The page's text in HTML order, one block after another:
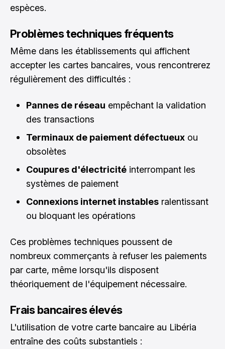
espèces.
Problèmes techniques fréquents
Même dans les établissements qui affichent
accepter les cartes bancaires, vous rencontrerez
régulièrement des difficultés :
Pannes de réseau empêchant la validation
des transactions
Terminaux de paiement défectueux ou
obsolètes
Coupures d'électricité interrompant les
systèmes de paiement
Connexions internet instables ralentissant
ou bloquant les opérations
Ces problèmes techniques poussent de
nombreux commerçants à refuser les paiements
par carte, même lorsqu'ils disposent
théoriquement de l'équipement nécessaire.
Frais bancaires élevés
L'utilisation de votre carte bancaire au Libéria
entraîne des coûts substantiels :